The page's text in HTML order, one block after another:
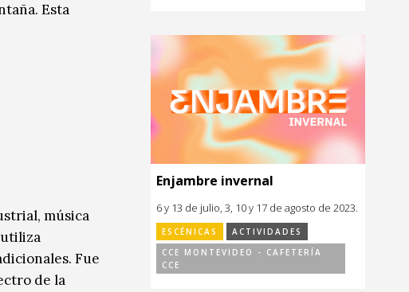
Esta
música
Fue
de la
Enjambre invernal
6 y 13 de julio, 3, 10 y 17 de agosto de 2023.
ESCÉNICAS
ACTIVIDADES
CCE MONTEVIDEO - CAFETERÍA
CCE